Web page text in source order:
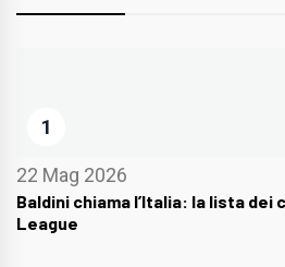
1
22 Mag 2026
Baldini chiama l’Italia: la lista
League